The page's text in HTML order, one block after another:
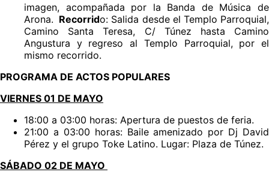
imagen, acompañada por la Banda de Música de
Arona. Recorrido: Salida desde el Templo Parroquial,
Camino Santa Teresa, C/ Túnez hasta Camino
Angustura y regreso al Templo Parroquial, por el
mismo recorrido.
PROGRAMA DE ACTOS POPULARES
VIERNES 01 DE MAYO
18:00 a 03:00 horas: Apertura de puestos de feria.
21:00 a 03:00 horas: Baile amenizado por Dj David
Pérez y el grupo Toke Latino. Lugar: Plaza de Túnez.
SÁBADO 02 DE MAYO